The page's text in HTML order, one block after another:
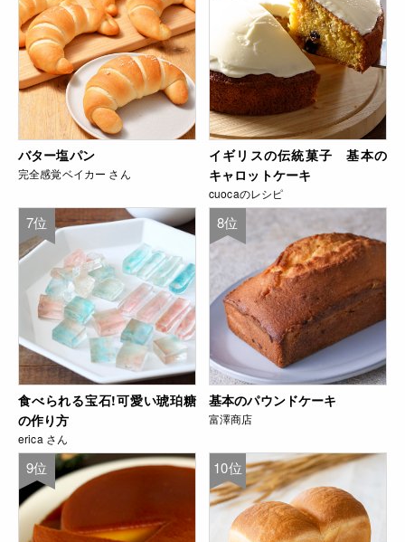
バター塩パン
完全感覚ベイカー さん
イギリスの伝統菓子 基本の
キャロットケーキ
cuocaのレシピ
7位
食べられる宝石!可愛い琥珀糖
の作り方
erica さん
8位
基本のパウンドケーキ
富澤商店
9位 10位